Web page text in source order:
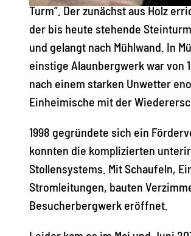
© Archiv TVV, C.Beer |CC-BY-SA
Turm”. Der zunächst aus Holz
der bis heute stehende
und gelangt nach Mühlwand. In
einstige Alaunbergwerk war von
nach einem starken Unwetter
Einheimische mit der
1998 gegründete sich ein
konnten die komplizierten
Stollensystems. Mit Schaufeln,
Stromleitungen, bauten
Besucherbergwerk eröffnet.